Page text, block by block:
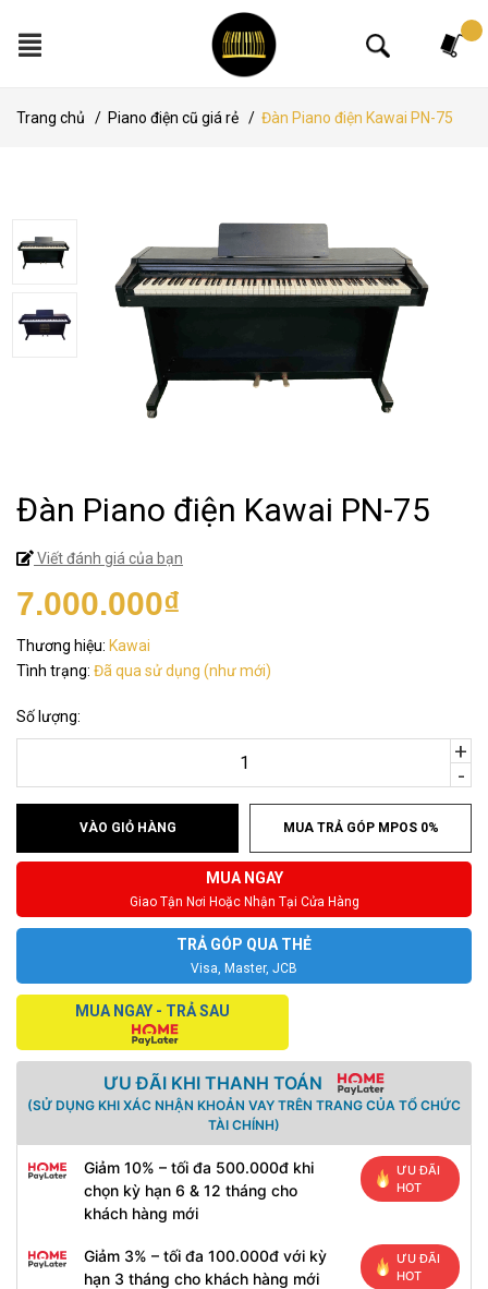
Trang chủ / Piano điện cũ giá rẻ / Đàn Piano điện Kawai PN-75
Đàn Piano điện Kawai PN-75
Viết đánh giá của bạn
7.000.000₫
Thương hiệu: Kawai
Tình trạng: Đã qua sử dụng (như mới)
Số lượng:
-
+
VÀO GIỎ HÀNG MUA TRẢ GÓP MPOS 0%
MUA NGAY
Giao Tận Nơi Hoặc Nhận Tại Cửa Hàng
TRẢ GÓP QUA THẺ
Visa, Master, JCB
MUA NGAY - TRẢ SAU
ƯU ĐÃI KHI THANH TOÁN
(SỬ DỤNG KHI XÁC NHẬN KHOẢN VAY TRÊN TRANG CỦA TỔ CHỨC
TÀI CHÍNH)
Giảm 10% – tối đa 500.000đ khi
chọn kỳ hạn 6 & 12 tháng cho
khách hàng mới
ƯU ĐÃI
HOT
Giảm 3% – tối đa 100.000đ với kỳ
hạn 3 tháng cho khách hàng mới
ƯU ĐÃI
HOT